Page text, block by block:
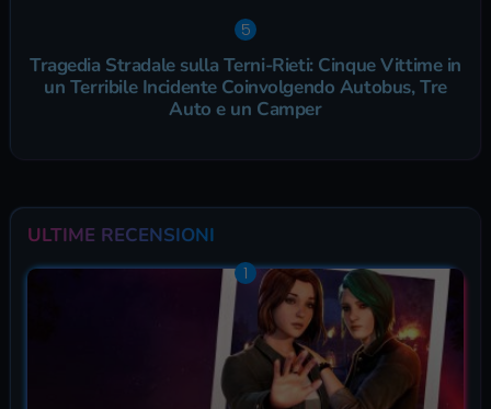
Tragedia Stradale sulla Terni-Rieti: Cinque Vittime in
un Terribile Incidente Coinvolgendo Autobus, Tre
Auto e un Camper
ULTIME RECENSIONI